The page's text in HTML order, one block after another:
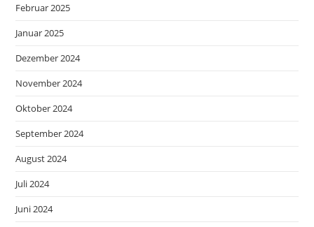
Februar 2025
Januar 2025
Dezember 2024
November 2024
Oktober 2024
September 2024
August 2024
Juli 2024
Juni 2024